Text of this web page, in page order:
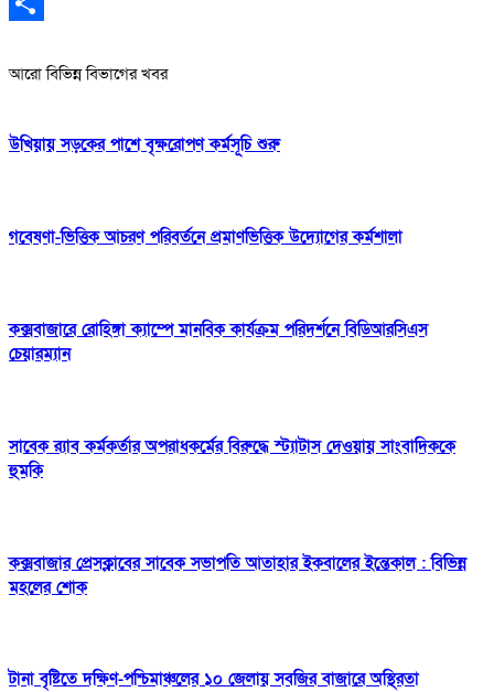
আরো বিভিন্ন বিভাগের খবর
উখিয়ায় সড়কের পাশে বৃক্ষরোপণ কর্মসূচি শুরু
গবেষণা-ভিত্তিক আচরণ পরিবর্তনে প্রমাণভিত্তিক উদ্যোগের কর্মশালা
কক্সবাজারে রোহিঙ্গা ক্যাম্পে মানবিক কার্যক্রম পরিদর্শনে বিডিআরসিএস
চেয়ারম্যান
সাবেক র‍্যাব কর্মকর্তার অপরাধকর্মের বিরুদ্ধে স্ট্যাটাস দেওয়ায় সাংবাদিককে
হুমকি
কক্সবাজার প্রেসক্লাবের সাবেক সভাপতি আতাহার ইকবালের ইন্তেকাল : বিভিন্ন
মহলের শোক
টানা বৃষ্টিতে দক্ষিণ-পশ্চিমাঞ্চলের ১০ জেলায় সবজির বাজারে অস্থিরতা